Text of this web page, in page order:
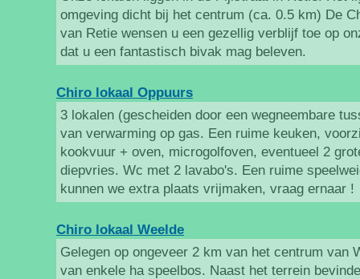
omgeving dicht bij het centrum (ca. 0.5 km) De
van Retie wensen u een gezellig verblijf toe op
dat u een fantastisch bivak mag beleven.
Chiro lokaal Oppuurs
3 lokalen (gescheiden door een wegneembare
van verwarming op gas. Een ruime keuken,
kookvuur + oven, microgolfoven, eventueel 2
diepvries. Wc met 2 lavabo's. Een ruime
kunnen we extra plaats vrijmaken, vraag ernaar !
Chiro lokaal Weelde
Gelegen op ongeveer 2 km van het centrum van
van enkele ha speelbos. Naast het terrein